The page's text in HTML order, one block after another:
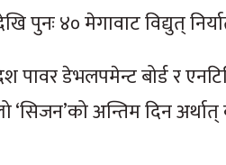
पुनः ४० मेगावाट विद्युत्
डेभलपमेन्ट बोर्ड र
‘सिजन’को अन्तिम दिन